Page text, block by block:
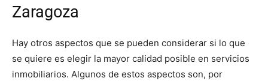
Zaragoza
Hay otros aspectos que se pueden considerar si lo que
se quiere es elegir la mayor calidad posible en servicios
inmobiliarios. Algunos de estos aspectos son, por